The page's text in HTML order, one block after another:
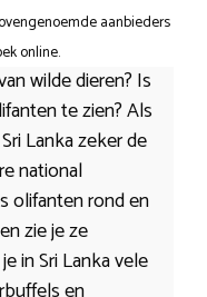
aanbieders
online.
wilde dieren? Is
te zien? Als
Lanka zeker de
national
olifanten rond en
zie je ze
in Sri Lanka vele